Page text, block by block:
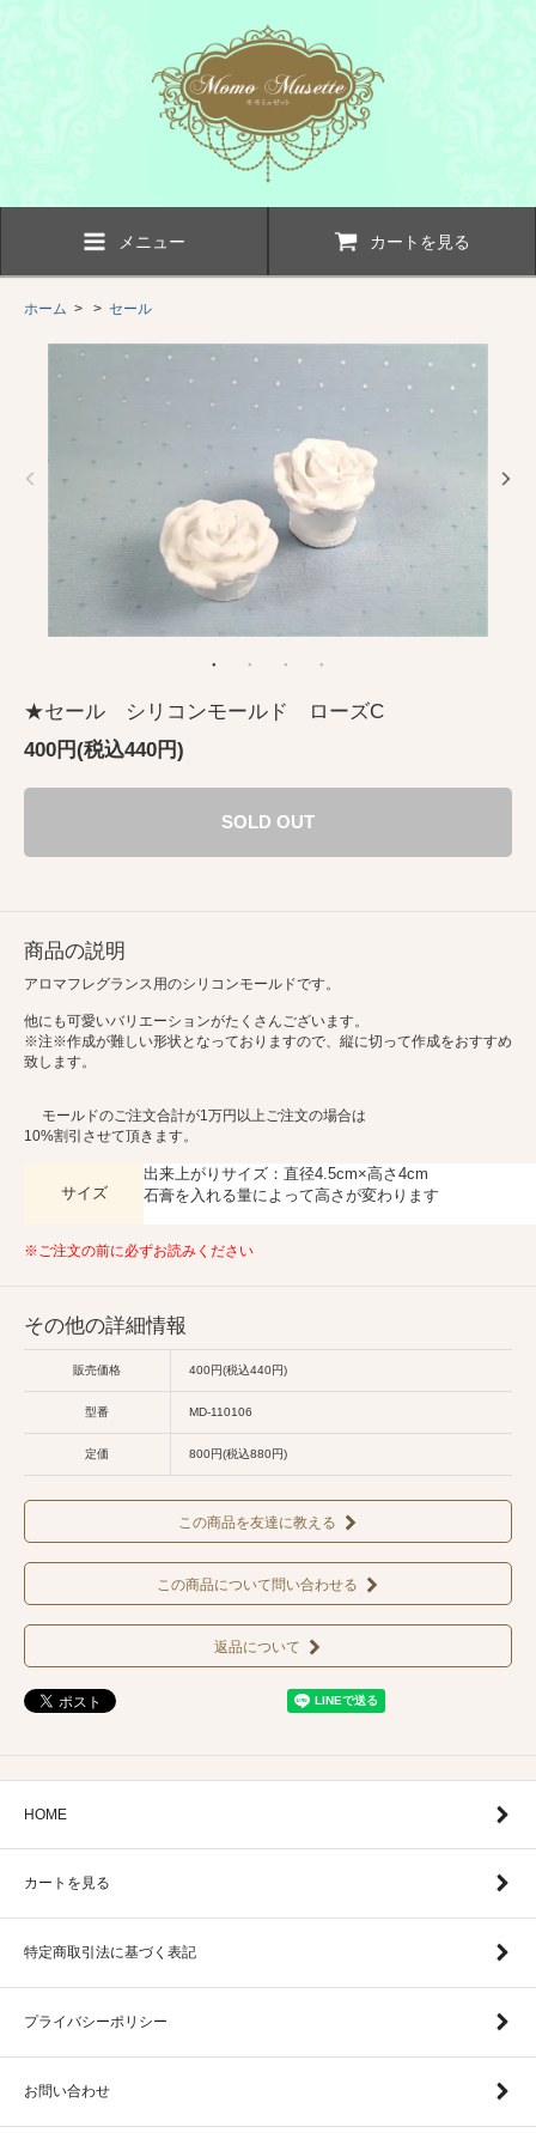
メニュー カートを見る
ホーム > > セール
★セール シリコンモールド ローズC
400円(税込440円)
SOLD OUT
商品の説明
アロマフレグランス用のシリコンモールドです。
他にも可愛いバリエーションがたくさんございます。
※注※作成が難しい形状となっておりますので、縦に切って作成をおすすめ
致します。
モールドのご注文合計が1万円以上ご注文の場合は
10%割引させて頂きます。
サイズ
出来上がりサイズ：直径4.5cm×高さ4cm
石膏を入れる量によって高さが変わります
※ご注文の前に必ずお読みください
その他の詳細情報
販売価格 400円(税込440円)
型番 MD-110106
定価 800円(税込880円)
この商品を友達に教える
この商品について問い合わせる
返品について
HOME
カートを見る
特定商取引法に基づく表記
プライバシーポリシー
お問い合わせ